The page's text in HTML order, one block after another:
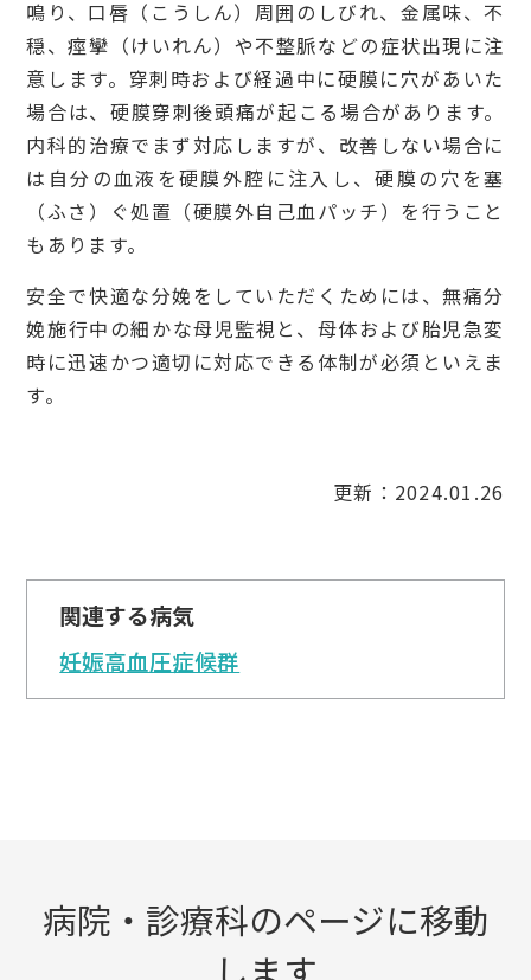
鳴り、口唇（こうしん）周囲のしびれ、金属味、不
穏、痙攣（けいれん）や不整脈などの症状出現に注
意します。穿刺時および経過中に硬膜に穴があいた
場合は、硬膜穿刺後頭痛が起こる場合があります。
内科的治療でまず対応しますが、改善しない場合に
は自分の血液を硬膜外腔に注入し、硬膜の穴を塞
（ふさ）ぐ処置（硬膜外自己血パッチ）を行うこと
もあります。
安全で快適な分娩をしていただくためには、無痛分
娩施行中の細かな母児監視と、母体および胎児急変
時に迅速かつ適切に対応できる体制が必須といえま
す。
更新：2024.01.26
関連する病気
妊娠高血圧症候群
病院・診療科のページに移動
します